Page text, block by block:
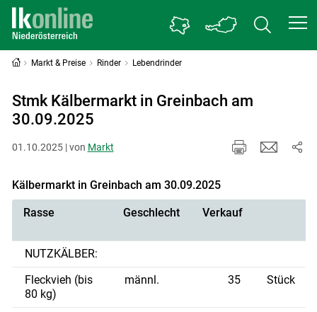
Markt & Preise Rinder Lebendrinder
Stmk Kälbermarkt in Greinbach am
30.09.2025
01.10.2025 | von Markt
Kälbermarkt in Greinbach am 30.09.2025
Rasse Geschlecht Verkauf
NUTZKÄLBER:
Fleckvieh (bis
80 kg)
männl. 35 Stück